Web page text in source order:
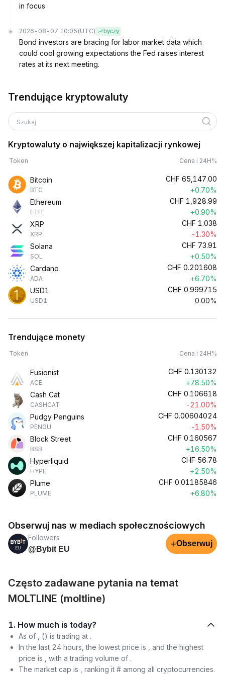
in focus
2026-08-07 10:05 (UTC) byczy
Bond investors are bracing for labor market data which
could cool growing expectations the Fed raises interest
rates at its next meeting.
Trendujące kryptowaluty
Szukaj
Kryptowaluty o największej kapitalizacji rynkowej
Token Cena i 24H%
Bitcoin
BTC
CHF 65,147.00
+0.70%
Ethereum
ETH
CHF 1,928.99
+0.90%
XRP
XRP
CHF 1.038
-1.30%
Solana
SOL
CHF 73.91
+0.50%
Cardano
ADA
CHF 0.201608
+6.70%
USD1
USD1
CHF 0.999715
0.00%
Trendujące monety
Token Cena i 24H%
Fusionist
ACE
CHF 0.130132
+78.50%
Cash Cat
CASHCAT
CHF 0.106618
-21.00%
Pudgy Penguins
PENGU
CHF 0.00604024
-1.50%
Block Street
BSB
CHF 0.160567
+16.50%
Hyperliquid
HYPE
CHF 56.78
+2.50%
Plume
PLUME
CHF 0.01185846
+6.80%
Obserwuj nas w mediach społecznościowych
Followers
@Bybit EU
+Obserwuj
Często zadawane pytania na temat
MOLTLINE (moltline)
1. How much is today?
As of , () is trading at .
In the last 24 hours, the lowest price is , and the highest
price is , with a trading volume of .
The market cap is , ranking it # among all cryptocurrencies.